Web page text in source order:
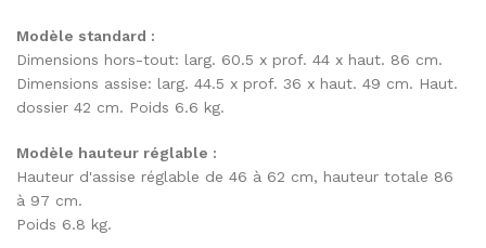
Modèle standard :
Dimensions hors-tout: larg. 60.5 x prof. 44 x haut. 86 cm.
Dimensions assise: larg. 44.5 x prof. 36 x haut. 49 cm. Haut.
dossier 42 cm. Poids 6.6 kg.
Modèle hauteur réglable :
Hauteur d'assise réglable de 46 à 62 cm, hauteur totale 86
à 97 cm.
Poids 6.8 kg.